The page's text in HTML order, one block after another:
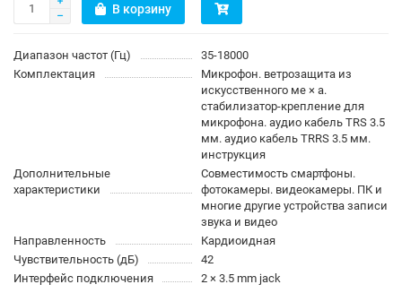
В корзину
Диапазон частот (Гц)
35-18000
Комплектация
Микрофон. ветрозащита из
искусственного ме × а.
стабилизатор-крепление для
микрофона. аудио кабель TRS 3.5
мм. аудио кабель TRRS 3.5 мм.
инструкция
Дополнительные
характеристики
Совместимость смартфоны.
фотокамеры. видеокамеры. ПК и
многие другие устройства записи
звука и видео
Направленность
Кардиоидная
Чувствительность (дБ)
42
Интерфейс подключения
2 × 3.5 mm jack